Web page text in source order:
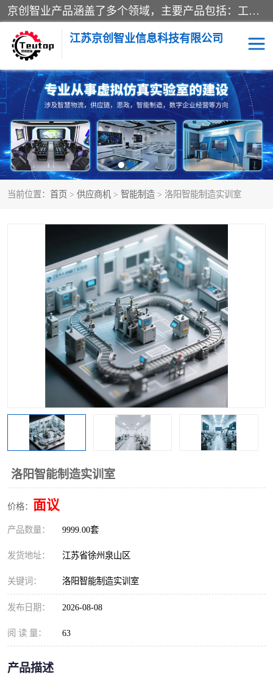
京创智业产品涵盖了多个领域，主要产品包括：工业4.0生产线解决方案，智慧物流综合实训室，教学设备与实验室建设，虚拟仿真实验室等。公司将秉持“创新、执着、诚信、共赢”的理念，以“将服务当作使命”为核心价值观，致力于为客户创造价值，与客户、合作伙伴和员工共同成长。
江苏京创智业信息科技有限公司
当前位置： 首页 > 供应商机 > 智能制造 > 洛阳智能制造实训室
洛阳智能制造实训室
价格： 面议
产品数量： 9999.00套
发货地址： 江苏省徐州泉山区
关键词： 洛阳智能制造实训室
发布日期： 2026-08-08
阅 读 量： 63
产品描述
VR物流实训 低碳供应链
生产系统仿真 冷链物流
供应链管理 思政
智慧零售实训 智能制造
智慧物流实训室 质量管理实验台
物流数字孪生 数字企业经营
工业工程实训室